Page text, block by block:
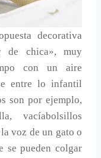
decorativa
de chica», muy
con un aire
entre lo infantil
son por ejemplo,
vacíabolsillos
voz de un gato o
se pueden colgar